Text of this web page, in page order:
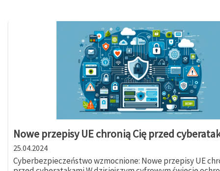
Nowe przepisy UE chronią Cię przed
25.04.2024
Cyberbezpieczeństwo wzmocnione: Nowe przepisy UE